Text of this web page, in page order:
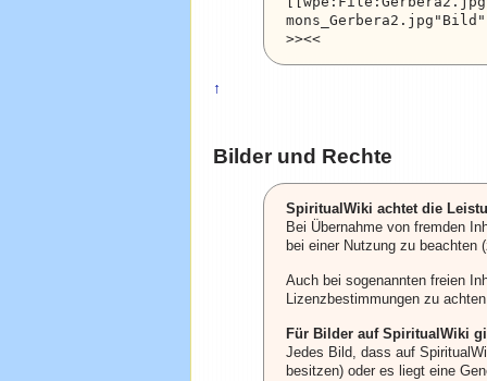
>><<
↑
Bilder und Rechte
SpiritualWiki achtet die
Bei Übernahme von fremden
bei einer Nutzung zu
Auch bei sogenannten freien
Lizenzbestimmungen zu
Für Bilder auf SpiritualWiki
Jedes Bild, dass auf
besitzen) oder es liegt eine